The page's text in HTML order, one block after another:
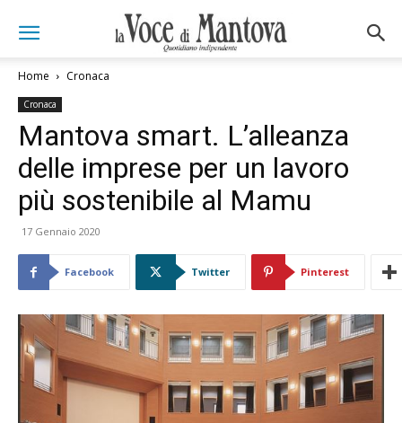
Home Cronaca
Cronaca
Mantova smart. L’alleanza
delle imprese per un lavoro
più sostenibile al Mamu
17 Gennaio 2020
Facebook Twitter Pinterest